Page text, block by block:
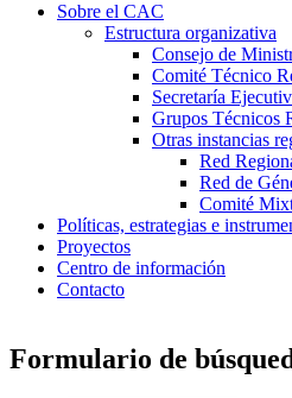
Sobre el CAC
Estructura organizativa
Consejo de
Comité Técnico
Secretaría
Grupos Técnicos
Otras instancias
Red
Red de
Comité
Políticas, estrategias e
Proyectos
Centro de información
Contacto
Formulario de